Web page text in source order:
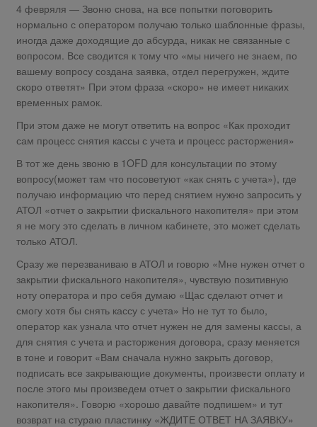
4 февряля — Звоню снова, на все попытки поговорить
нормально с оператором получаю только шаблонные фразы,
иногда даже доходящие до абсурда, никак не связанные с
вопросом. Все сводится к тому что «мы ничего не знаем, по
вашему вопросу создана заявка, отдел перегружен, ждите
скоро ответят» При этом фраза «скоро» не имеет никаких
временных рамок.
При этом даже не могут ответить на вопрос «Как проходит
сам процесс снятия кассы с учета и процесс расторжения»
В тот же день звоню в 1OFD для консультации по этому
вопросу(может там что посоветуют «как снять с учета»), где
получаю информацию что перед снятием нужно запросить у
АТОЛ «отчет о закрытии фискального накопителя» при этом
я не могу это сделать в личном кабинете, это может сделать
только АТОЛ.
Сразу же перезваниваю в АТОЛ и говорю «Мне нужен отчет о
закрытии фискального накопителя», чувствую позитивную
ноту оператора и про себя думаю «Щас сделают отчет и
смогу хотя бы снять кассу с учета» Но не тут то было,
оператор как узнала что отчет нужен не для замены кассы, а
для снятия с учета и расторжения договора, сразу меняется
в тоне и говорит «Вам сначала нужно закрыть договор,
подписать все закрывающие документы, произвести оплату и
после этого мы произведем отчет о закрытии фискального
накопителя». Говорю «хорошо давайте подпишем» и тут
возврат на стураю пластинку «ЖДИТЕ ОТВЕТ НА ЗАЯВКУ»